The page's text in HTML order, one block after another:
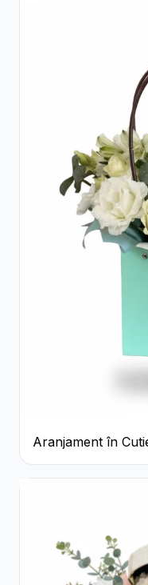
Aranjament în
Trandafiri și